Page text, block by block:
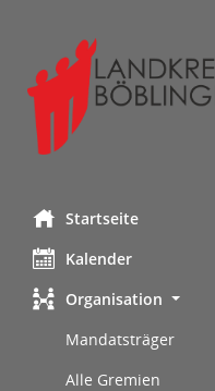
Startseite
Kalender
Organisation
Mandatsträger
Alle Gremien